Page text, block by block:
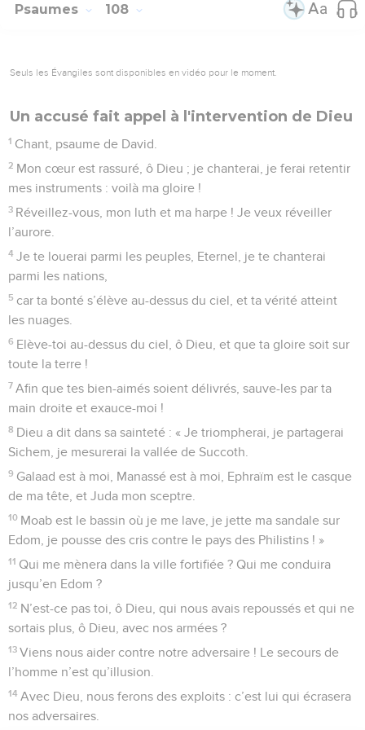
Psaumes 108
Seuls les Évangiles sont disponibles en vidéo pour le moment.
Un accusé fait appel à l'intervention de Dieu
1 Chant, psaume de David.
2 Mon cœur est rassuré, ô Dieu ; je chanterai, je ferai retentir
mes instruments : voilà ma gloire !
3 Réveillez-vous, mon luth et ma harpe ! Je veux réveiller
l’aurore.
4 Je te louerai parmi les peuples, Eternel, je te chanterai
parmi les nations,
5 car ta bonté s’élève au-dessus du ciel, et ta vérité atteint
les nuages.
6 Elève-toi au-dessus du ciel, ô Dieu, et que ta gloire soit sur
toute la terre !
7 Afin que tes bien-aimés soient délivrés, sauve-les par ta
main droite et exauce-moi !
8 Dieu a dit dans sa sainteté : « Je triompherai, je partagerai
Sichem, je mesurerai la vallée de Succoth.
9 Galaad est à moi, Manassé est à moi, Ephraïm est le casque
de ma tête, et Juda mon sceptre.
10 Moab est le bassin où je me lave, je jette ma sandale sur
Edom, je pousse des cris contre le pays des Philistins ! »
11 Qui me mènera dans la ville fortifiée ? Qui me conduira
jusqu’en Edom ?
12 N’est-ce pas toi, ô Dieu, qui nous avais repoussés et qui ne
sortais plus, ô Dieu, avec nos armées ?
13 Viens nous aider contre notre adversaire ! Le secours de
l’homme n’est qu’illusion.
14 Avec Dieu, nous ferons des exploits : c’est lui qui écrasera
nos adversaires.